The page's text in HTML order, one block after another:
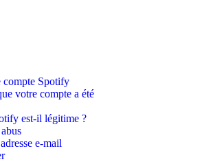
compte Spotify
votre compte a été
est-il légitime ?
e-mail